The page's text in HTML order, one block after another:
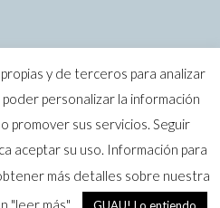
reservados © 2019 Tu
· Zaragoza
(Oficina Española de
y de terceros para analizar
personalizar la información
promover sus servicios. Seguir
aceptar su uso. Información para
más detalles sobre nuestra
"leer más"
GUAU! Lo entiendo